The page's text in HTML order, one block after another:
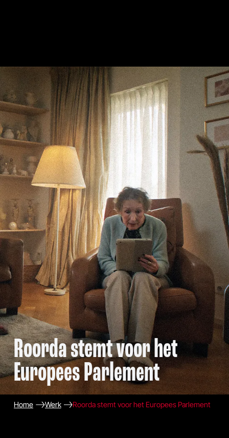
Roorda stemt voor het
Europees Parlement
Home Werk Roorda stemt voor het Europees Parlement